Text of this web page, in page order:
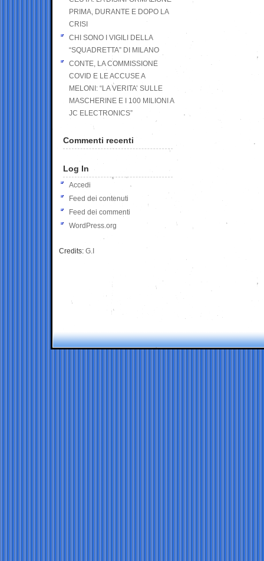
PRIMA, DURANTE E DOPO LA
CRISI
CHI SONO I VIGILI DELLA
“SQUADRETTA” DI MILANO
CONTE, LA COMMISSIONE
COVID E LE ACCUSE A
MELONI: “LA VERITA’ SULLE
MASCHERINE E I 100 MILIONI A
JC ELECTRONICS”
Commenti recenti
Log In
Accedi
Feed dei contenuti
Feed dei commenti
WordPress.org
Credits: G.I